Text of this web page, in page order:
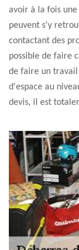
avoir à la fois
peuvent s'y
contactant des
possible de faire
de faire un
d'espace au
devis, il est